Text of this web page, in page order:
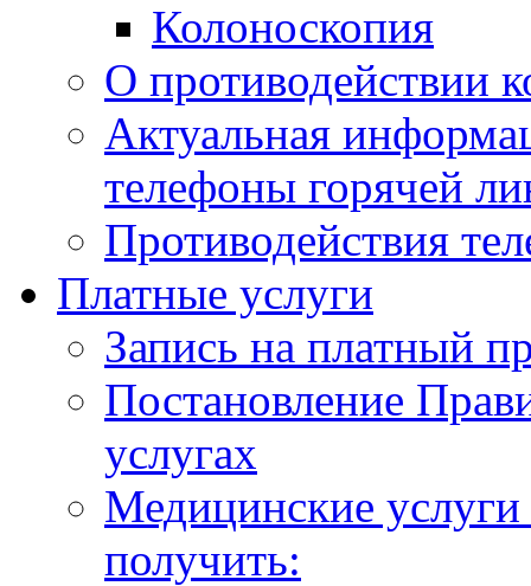
Колоноскопия
О противодействии
Актуальная
телефоны горячей
Противодействия
Платные услуги
Запись на платный
Постановление
услугах
Медицинские
получить: